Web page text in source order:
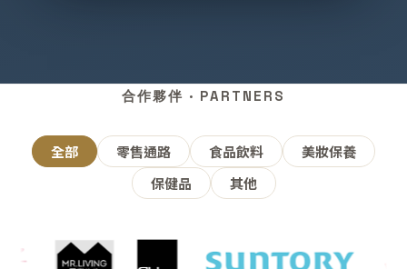
合作夥伴 · PARTNERS
全部 零售通路 食品飲料
美妝保養
保健品
其他